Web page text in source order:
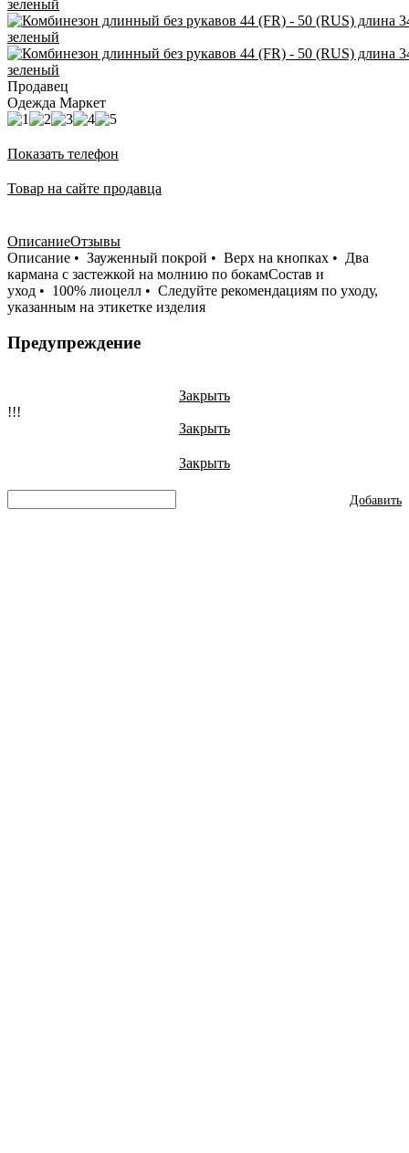
Продавец
Одежда Маркет
Показать телефон
Товар на сайте продавца
ОписаниеОтзывы
Описание • Зауженный покрой • Верх на кнопках • Два
кармана с застежкой на молнию по бокамСостав и
уход • 100% лиоцелл • Следуйте рекомендациям по уходу,
указанным на этикетке изделия
Предупреждение
Закрыть
!!!
Закрыть
Закрыть
Добавить